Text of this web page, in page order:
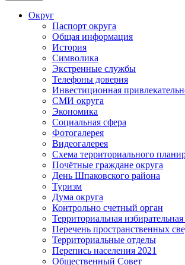
Округ
Паспорт округа
Общая информация
История
Символика
Экстренные службы
Телефоны доверия
Инвестиционная
СМИ округа
Экономика
Социальная сфера
Фотогалерея
Видеогалерея
Схема территориального
Почётные граждане округа
День Шпаковского района
Туризм
Дума округа
Контрольно счетный орган
Территориальная
Перечень пространственных
Территориальные отделы
Перепись населения 2021
Общественный Совет